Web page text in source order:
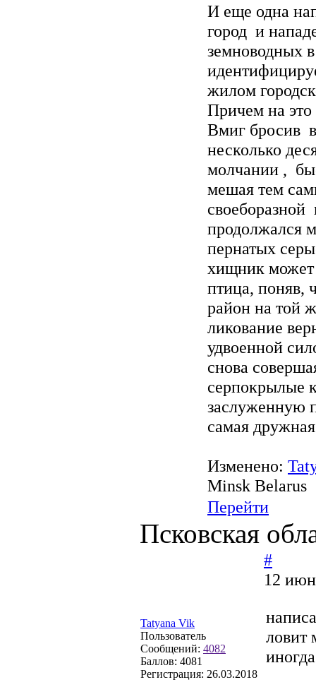
И еще одна
город и
земноводных
жилом
Причем на
Вмиг бросив
несколько
молчании ,
мешая тем
продолжался
пернатых
хищник может
птица, поняв,
район на той
ликование
удвоенной
снова
серпокрылые
заслуженную
самая
Изменено:
Minsk Belarus
Перейти
Псковская
Tatyana Vik
Пользователь
Сообщений: 4082
Баллов: 4081
Регистрация: 26.03.2018
#
12
ловит